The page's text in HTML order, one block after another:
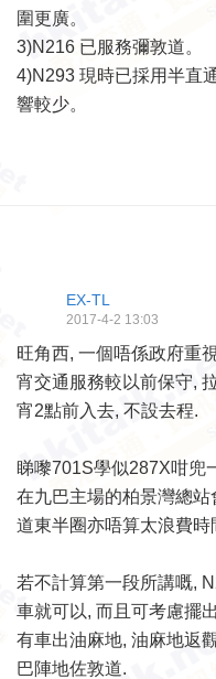
圍更廣。
3)N216 已服務彌敦道。
4)N293 現時已採用半直
響較少。
EX-TL
2017-4-2 13:03
旺角西, 一個唔係政府重
宵交通服務較以前保守,
宵2點前入去, 不設去程.
睇嚟701S學似287X咁兜
在九巴主場的柏景灣總
道東半圈亦唔算太浪費時
若不計算第一段所講嘅,
車就可以, 而且可考慮擺
有車出油麻地, 油麻地返
巴陣地佐敦道.